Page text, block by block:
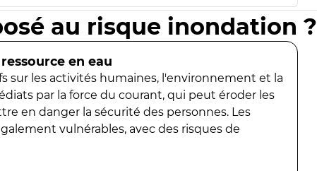
au risque inondation ?
en eau
sur les activités humaines, l'environnement et la
par la force du courant, qui peut éroder les
en danger la sécurité des personnes. Les
vulnérables, avec des risques de